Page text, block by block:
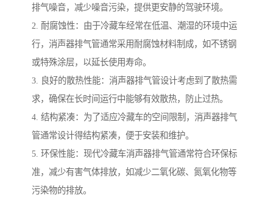
排气噪音，减少噪音污染，提供更安静的驾驶环境。
2. 耐腐蚀性：由于冷藏车经常在低温、潮湿的环境中运
行，消声器排气管通常采用耐腐蚀材料制成，如不锈钢
或特殊涂层，以延长使用寿命。
3. 良好的散热性能：消声器排气管设计考虑到了散热需
求，确保在长时间运行中能够有效散热，防止过热。
4. 结构紧凑：为了适应冷藏车的空间限制，消声器排气
管通常设计得结构紧凑，便于安装和维护。
5. 环保性能：现代冷藏车消声器排气管通常符合环保标
准，减少有害气体排放，如减少二氧化碳、氮氧化物等
污染物的排放。